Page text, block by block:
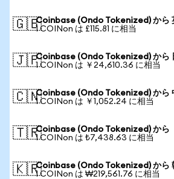
🇬🇧Coinbase (Ondo Tokenized) から
1 COINon は £115.81 に相当
🇯🇵Coinbase (Ondo Tokenized) から
1 COINon は ￥24,610.36 に相当
🇨🇳Coinbase (Ondo Tokenized) から
1 COINon は ￥1,052.24 に相当
🇹🇷Coinbase (Ondo Tokenized) から
1 COINon は ₺7,438.63 に相当
🇰🇷Coinbase (Ondo Tokenized) から
1 COINon は ₩219,561.76 に相当